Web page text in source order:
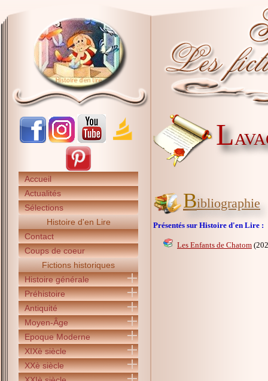
Accueil
Actualités
Sélections
Histoire d'en Lire
Contact
Coups de coeur
Fictions historiques
Histoire générale
Préhistoire
Antiquité
Moyen-Âge
Epoque Moderne
XIXè siècle
XXè siècle
L
Bibliographie
Présentés sur Histoire d'en Lire :
Les Enfants de Chatom